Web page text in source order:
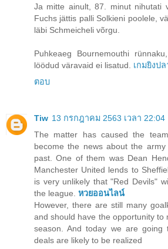
Ja mitte ainult, 87. minut nihutati
Fuchs jättis palli Solkieni poolele,
läbi Schmeicheli võrgu.
Puhkeaeg Bournemouthi
löödud väravaid ei lisatud. เกมยิงป
ตอบ
Tiw 13 กรกฎาคม 2563 เวลา 22:04
The matter has caused the
become the news about the
past. One of them was Dean
Manchester United lends to
is very unlikely that "Red Devils"
the league. หวยออนไลน์
However, there are still many
and should have the opportunity to
season. And today we are going
deals are likely to be realized